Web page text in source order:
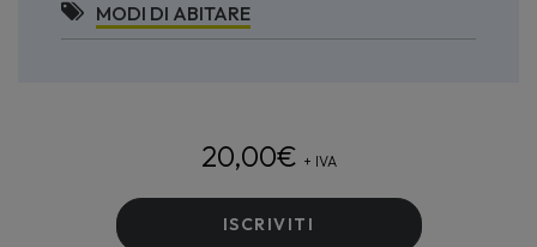
MODI DI ABITARE
20,00€ + IVA
ISCRIVITI